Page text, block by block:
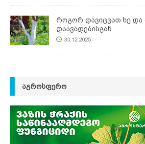
როგორ დავიცვათ ხე და
დაავადებისგან
30.12.2025
ᲐᲒᲠᲝᲡᲤᲔᲠᲝ